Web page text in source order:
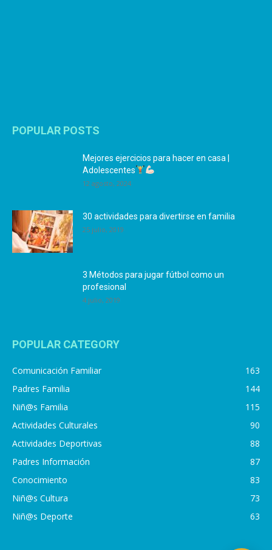
POPULAR POSTS
Mejores ejercicios para hacer en casa |
Adolescentes
12 agosto, 2024
30 actividades para divertirse en familia
25 julio, 2019
3 Métodos para jugar fútbol como un
profesional
4 julio, 2019
POPULAR CATEGORY
Comunicación Familiar
163
Padres Familia
144
Niñ@s Familia
115
Actividades Culturales
90
Actividades Deportivas
88
Padres Información
87
Conocimiento
83
Niñ@s Cultura
73
Niñ@s Deporte
63